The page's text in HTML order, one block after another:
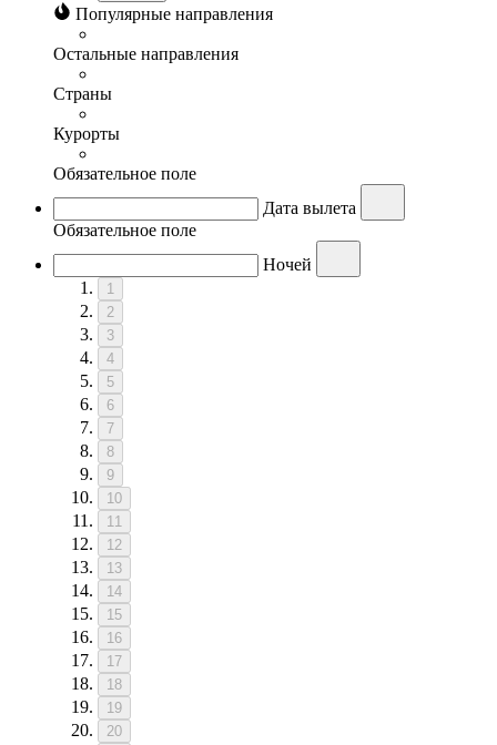
Популярные направления
Остальные направления
Страны
Курорты
Обязательное поле
Дата вылета
Обязательное поле
Ночей
1
2
3
4
5
6
7
8
9
10
11
12
13
14
15
16
17
18
19
20